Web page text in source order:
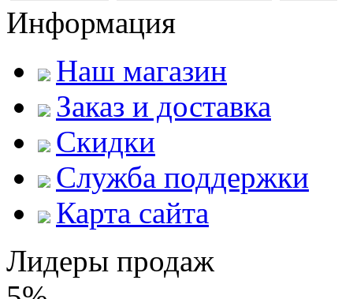
Информация
Наш магазин
Заказ и доставка
Скидки
Служба поддержки
Карта сайта
Лидеры продаж